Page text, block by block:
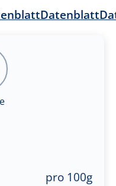
Datenblatt
pro 100g